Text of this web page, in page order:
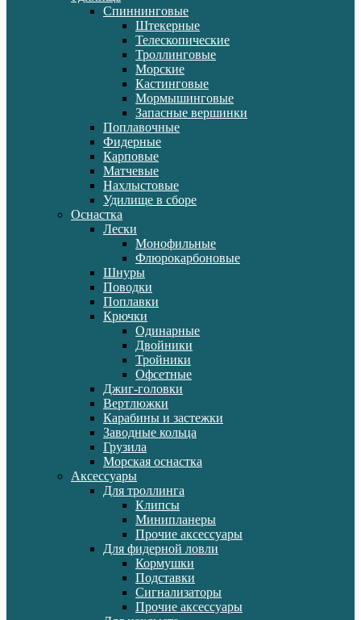
Спиннинговые
Штекерные
Телескопические
Троллинговые
Морские
Кастинговые
Мормышинговые
Запасные вершинки
Поплавочные
Фидерные
Карповые
Матчевые
Нахлыстовые
Удилище в сборе
Оснастка
Лески
Монофильные
Флюрокарбоновые
Шнуры
Поводки
Поплавки
Крючки
Одинарные
Двойники
Тройники
Офсетные
Джиг-головки
Вертлюжки
Карабины и застежки
Заводные кольца
Грузила
Морская оснастка
Аксессуары
Для троллинга
Клипсы
Минипланеры
Прочие аксессуары
Для фидерной ловли
Кормушки
Подставки
Сигнализаторы
Прочие аксессуары